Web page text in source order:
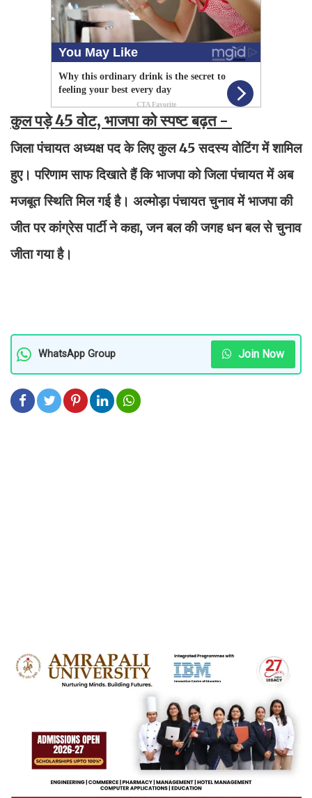
कुल पड़े 45 वोट, भाजपा को स्पष्ट बढ़त -
जिला पंचायत अध्यक्ष पद के लिए कुल 45 सदस्य वोटिंग में शामिल
हुए। परिणाम साफ दिखाते हैं कि भाजपा को जिला पंचायत में अब
मजबूत स्थिति मिल गई है। अल्मोड़ा पंचायत चुनाव में भाजपा की
जीत पर कांग्रेस पार्टी ने कहा, जन बल की जगह धन बल से चुनाव
जीता गया है।
WhatsApp Group Join Now